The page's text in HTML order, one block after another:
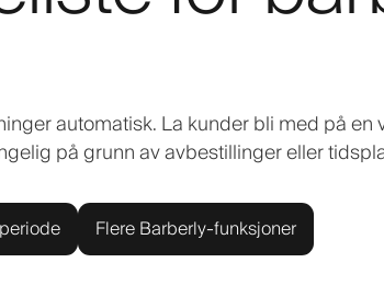
automatisk. La kunder bli med på
på grunn av avbestillinger eller
Flere Barberly-funksjoner